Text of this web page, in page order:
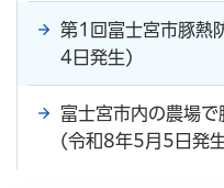
第1回富士宮市豚熱
4日発生)
富士宮市内の農場
(令和8年5月5日発